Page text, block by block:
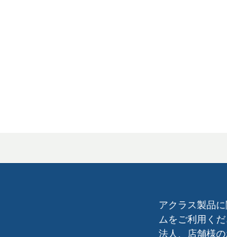
アクラス製品
ムをご利用くだ
法人、店舗様